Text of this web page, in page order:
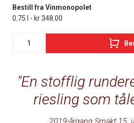
En stofflig
riesling som
Bestill fra Vinmonopolet
0.75 l - kr 348.00